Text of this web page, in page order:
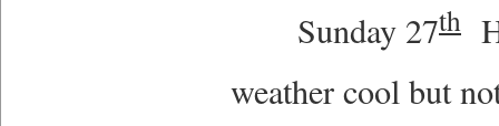
Sunday 27th
weather cool but